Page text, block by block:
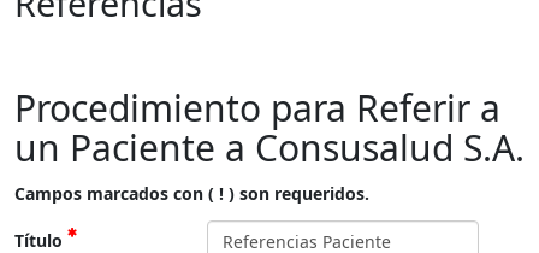
Procedimiento para Referir a
un Paciente a Consusalud S.A.
Campos marcados con ( ! ) son requeridos.
Título